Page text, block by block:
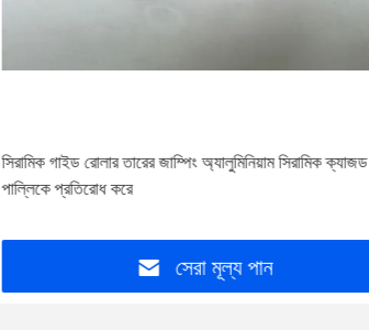
সিরামিক গাইড রোলার তারের জাম্পিং অ্যালুমিনিয়াম সিরামিক ক্যাজড
পাল্লিকে প্রতিরোধ করে
সেরা মূল্য পান